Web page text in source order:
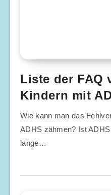
Liste der FAQ
Kindern mit
Wie kann man das
ADHS zähmen? Ist
lange…